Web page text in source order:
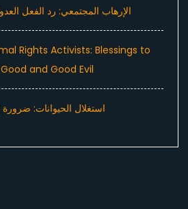
الإرهاب المجتمعي: رد الفعل
Rights Activists: Blessings to
and Good Evil
استغلال الحيوانات: ضرورة